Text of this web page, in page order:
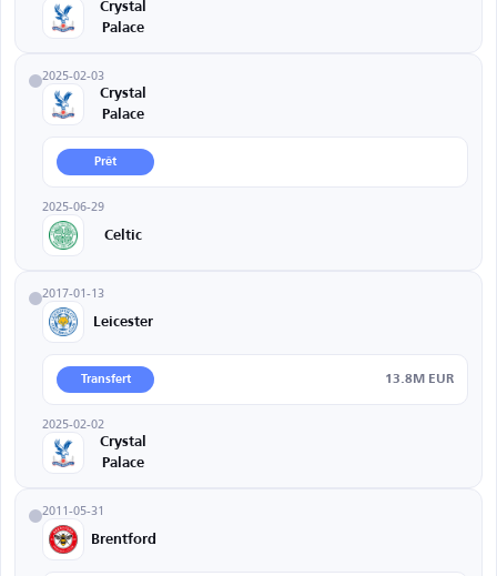
Crystal
Palace
2025-02-03
Crystal
Palace
Prêt
2025-06-29
Celtic
2017-01-13
Leicester
Transfert 13.8M EUR
2025-02-02
Crystal
Palace
2011-05-31
Brentford